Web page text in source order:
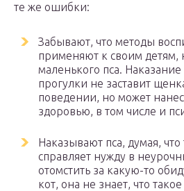
те же ошибки:
Забывают, что методы
применяют к своим детям,
маленького пса.
прогулки не заставит
поведении, но может
здоровью, в том числе и
Наказывают пса, думая, что
справляет нужду в
отомстить за какую-то
кот, она не знает, что